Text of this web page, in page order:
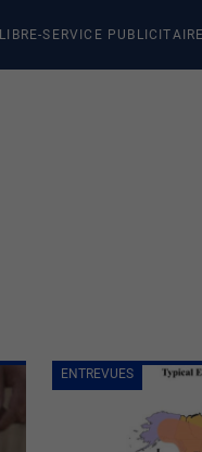
LIBRE-SERVICE PUBLICITAIRE
ENTREVUES